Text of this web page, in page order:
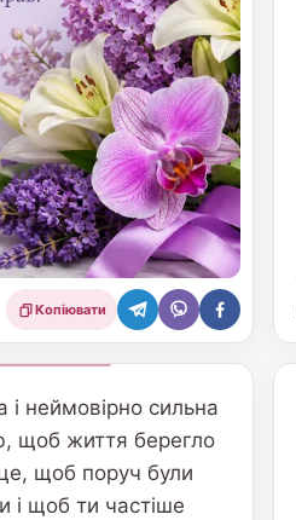
Копіювати
неймовірно сильна
щоб життя берегло
щоб поруч були
і щоб ти частіше